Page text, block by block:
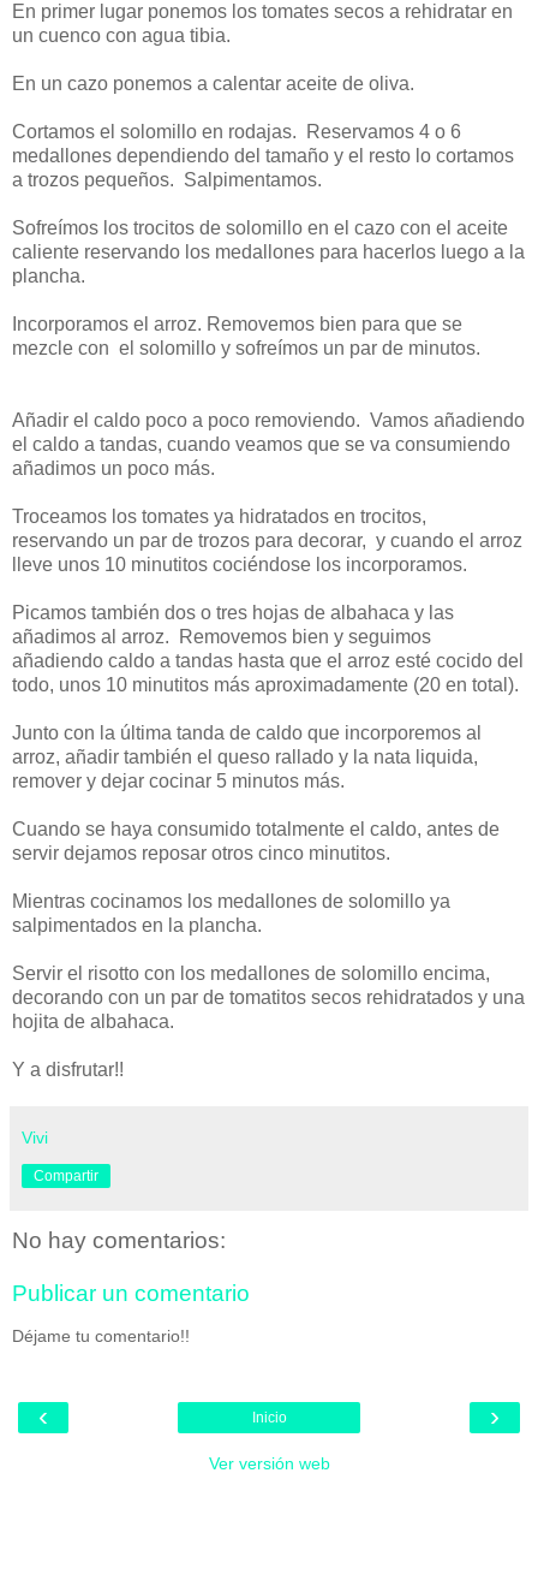
En primer lugar ponemos los tomates secos a rehidratar en
un cuenco con agua tibia.
En un cazo ponemos a calentar aceite de oliva.
Cortamos el solomillo en rodajas. Reservamos 4 o 6
medallones dependiendo del tamaño y el resto lo cortamos
a trozos pequeños. Salpimentamos.
Sofreímos los trocitos de solomillo en el cazo con el aceite
caliente reservando los medallones para hacerlos luego a la
plancha.
Incorporamos el arroz. Removemos bien para que se
mezcle con el solomillo y sofreímos un par de minutos.
Añadir el caldo poco a poco removiendo. Vamos añadiendo
el caldo a tandas, cuando veamos que se va consumiendo
añadimos un poco más.
Troceamos los tomates ya hidratados en trocitos,
reservando un par de trozos para decorar, y cuando el arroz
lleve unos 10 minutitos cociéndose los incorporamos.
Picamos también dos o tres hojas de albahaca y las
añadimos al arroz. Removemos bien y seguimos
añadiendo caldo a tandas hasta que el arroz esté cocido del
todo, unos 10 minutitos más aproximadamente (20 en total).
Junto con la última tanda de caldo que incorporemos al
arroz, añadir también el queso rallado y la nata liquida,
remover y dejar cocinar 5 minutos más.
Cuando se haya consumido totalmente el caldo, antes de
servir dejamos reposar otros cinco minutitos.
Mientras cocinamos los medallones de solomillo ya
salpimentados en la plancha.
Servir el risotto con los medallones de solomillo encima,
decorando con un par de tomatitos secos rehidratados y una
hojita de albahaca.
Y a disfrutar!!
Vivi
Compartir
No hay comentarios:
Publicar un comentario
Déjame tu comentario!!
‹ ›
Inicio
Ver versión web